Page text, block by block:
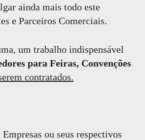
ainda mais todo este
e Parceiros Comerciais.
um trabalho indispensável
para Feiras, Convenções
contratados.
ou seus respectivos